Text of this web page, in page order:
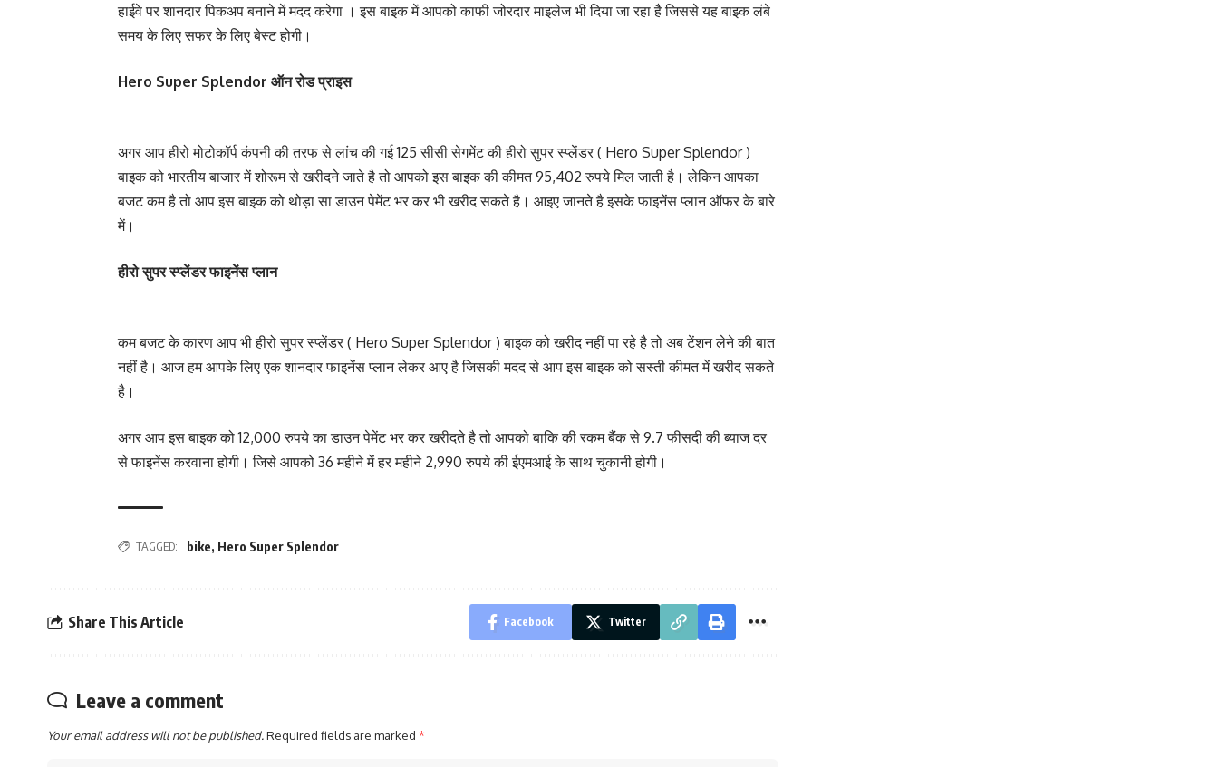
हाईवे पर शानदार पिकअप बनाने में मदद करेगा । इस बाइक में आपको काफी जोरदार माइलेज भी दिया जा रहा है जिससे यह बाइक लंबे
समय के लिए सफर के लिए बेस्ट होगी।
Hero Super Splendor ऑन रोड प्राइस
अगर आप हीरो मोटोकॉर्प कंपनी की तरफ से लांच की गई 125 सीसी सेगमेंट की हीरो सुपर स्प्लेंडर ( Hero Super Splendor )
बाइक को भारतीय बाजार में शोरूम से खरीदने जाते है तो आपको इस बाइक की कीमत 95,402 रुपये मिल जाती है। लेकिन आपका
बजट कम है तो आप इस बाइक को थोड़ा सा डाउन पेमेंट भर कर भी खरीद सकते है। आइए जानते है इसके फाइनेंस प्लान ऑफर के बारे
में।
हीरो सुपर स्प्लेंडर फाइनेंस प्लान
कम बजट के कारण आप भी हीरो सुपर स्प्लेंडर ( Hero Super Splendor ) बाइक को खरीद नहीं पा रहे है तो अब टेंशन लेने की बात
नहीं है। आज हम आपके लिए एक शानदार फाइनेंस प्लान लेकर आए है जिसकी मदद से आप इस बाइक को सस्ती कीमत में खरीद सकते
है।
अगर आप इस बाइक को 12,000 रुपये का डाउन पेमेंट भर कर खरीदते है तो आपको बाकि की रकम बैंक से 9.7 फीसदी की ब्याज दर
से फाइनेंस करवाना होगी। जिसे आपको 36 महीने में हर महीने 2,990 रुपये की ईएमआई के साथ चुकानी होगी।
TAGGED: bike, Hero Super Splendor
Share This Article Facebook Twitter
Leave a comment
Your email address will not be published.Required fields are marked *